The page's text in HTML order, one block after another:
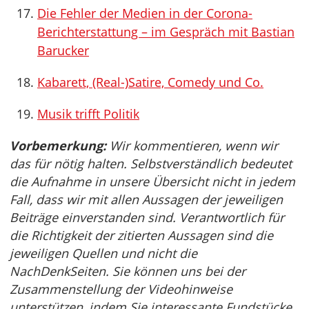
Die Fehler der Medien in der Corona-
Berichterstattung – im Gespräch mit Bastian
Barucker
Kabarett, (Real-)Satire, Comedy und Co.
Musik trifft Politik
Vorbemerkung:Wir kommentieren, wenn wir
das für nötig halten. Selbstverständlich bedeutet
die Aufnahme in unsere Übersicht nicht in jedem
Fall, dass wir mit allen Aussagen der jeweiligen
Beiträge einverstanden sind. Verantwortlich für
die Richtigkeit der zitierten Aussagen sind die
jeweiligen Quellen und nicht die
NachDenkSeiten. Sie können uns bei der
Zusammenstellung der Videohinweise